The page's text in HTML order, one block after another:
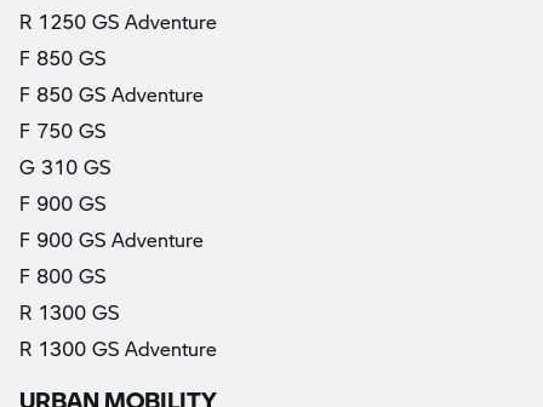
R 1250 GS Adventure
F 850 GS
F 850 GS Adventure
F 750 GS
G 310 GS
F 900 GS
F 900 GS Adventure
F 800 GS
R 1300 GS
R 1300 GS Adventure
URBAN MOBILITY